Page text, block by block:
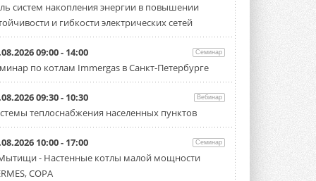
Тепловые насосы в связке с
солнечной генерацией и
накопителем снижают
потребление на 60%
Исследователи из Италии установили ...
4 АВГУСТА 2026
«РУСКЛИМАТ Fest 2026» в Уфе
собрал свыше 700 профи
климатической отрасли
Организатором выступил торгово-
производственный холдинг ...
систем накопления энергии в повышении
и гибкости электрических сетей
09:00 - 14:00 Семинар
по котлам Immergas в Санкт-Петербурге
09:30 - 10:30 Вебинар
теплоснабжения населенных пунктов
10:00 - 17:00 Семинар
- Настенные котлы малой мощности
COPA